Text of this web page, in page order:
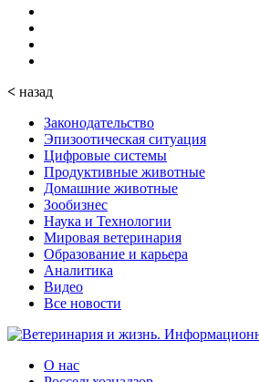
< назад
Законодательство
Эпизоотическая ситуация
Цифровые системы
Продуктивные животные
Домашние животные
Зообизнес
Наука и Технологии
Мировая ветеринария
Образование и карьера
Аналитика
Видео
Все новости
О нас